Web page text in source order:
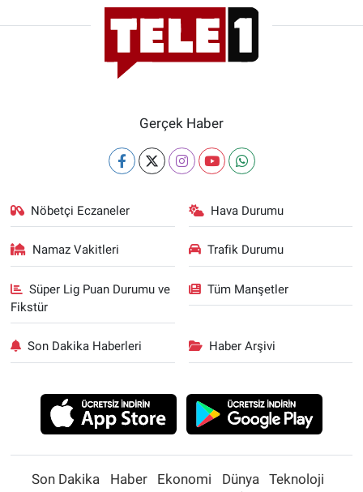
Gerçek Haber
Nöbetçi Eczaneler Hava Durumu
Namaz Vakitleri Trafik Durumu
Süper Lig Puan Durumu ve
Fikstür
Tüm Manşetler
Son Dakika Haberleri Haber Arşivi
Son Dakika Haber Ekonomi Dünya
Teknoloji